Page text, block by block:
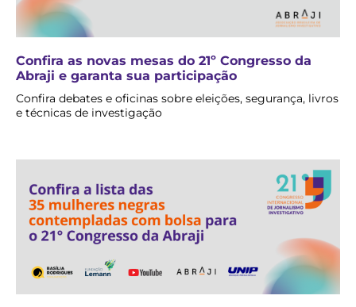
Confira as novas mesas do 21º Congresso da
Abraji e garanta sua participação
Confira debates e oficinas sobre eleições, segurança, livros
e técnicas de investigação